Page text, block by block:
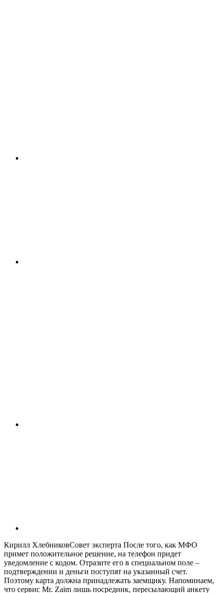
Кирилл ХлебниковСовет эксперта После того, как МФО
примет положительное решение, на телефон придет
уведомление с кодом. Отразите его в специальном поле –
подтверждении и деньги поступят на указанный счет.
Поэтому карта должна принадлежать заемщику. Напоминаем,
что сервис Mr. Zaim лишь посредник, пересылающий анкету